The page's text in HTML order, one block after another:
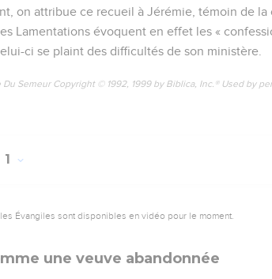
on attribue ce recueil à Jérémie, témoin de
Lamentations évoquent en effet les «
ci se plaint des difficultés de son ministère.
Du Semeur Copyright © 1992, 1999 by Biblica, Inc.® Used by
1
Évangiles sont disponibles en vidéo pour le moment.
une veuve abandonnée